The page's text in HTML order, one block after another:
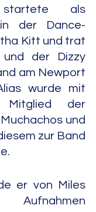
als
der Dance-
Kitt und trat
der Dizzy
am Newport
wurde mit
der
und
zur Band
er von Miles